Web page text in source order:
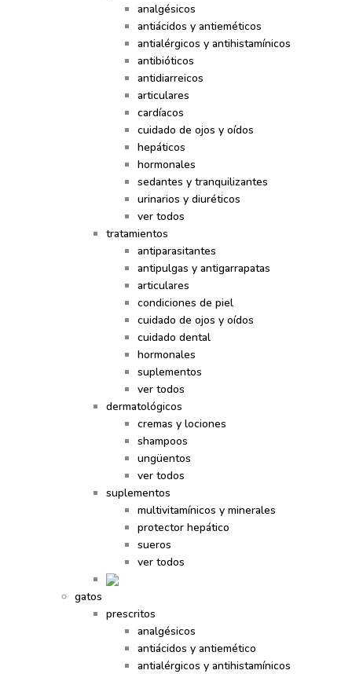
analgésicos
antiácidos y antieméticos
antialérgicos y antihistamínicos
antibióticos
antidiarreicos
articulares
cardíacos
cuidado de ojos y oídos
hepáticos
hormonales
sedantes y tranquilizantes
urinarios y diuréticos
ver todos
tratamientos
antiparasitantes
antipulgas y antigarrapatas
articulares
condiciones de piel
cuidado de ojos y oídos
cuidado dental
hormonales
suplementos
ver todos
dermatológicos
cremas y lociones
shampoos
ungüentos
ver todos
suplementos
multivitamínicos y minerales
protector hepático
sueros
ver todos
gatos
prescritos
analgésicos
antiácidos y antiemético
antialérgicos y antihistamínicos